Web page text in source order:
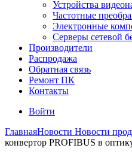
Устройства
Частотные
Электронные
Серверы сетевой
Производители
Распродажа
Обратная связь
Ремонт ПК
Контакты
Войти
ГлавнаяНовости Новости
конвертор PROFIBUS в